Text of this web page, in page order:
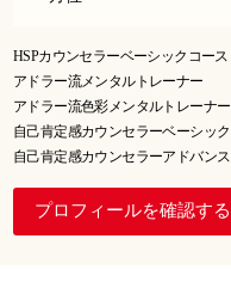
HSPカウンセラーベーシックコース
アドラー流メンタルトレーナー
アドラー流色彩メンタルトレーナー
自己肯定感カウンセラーベーシック
自己肯定感カウンセラーアドバンス
プロフィールを確認する